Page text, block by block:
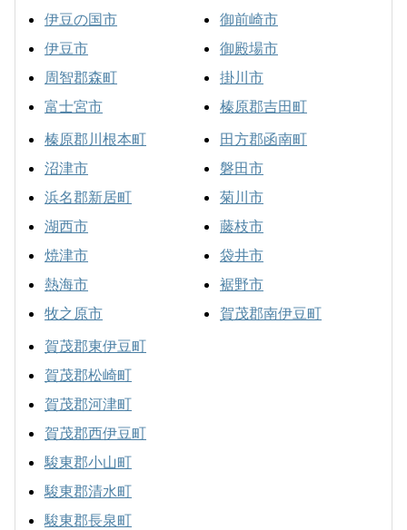
伊豆の国市
伊豆市
周智郡森町
富士宮市
御前崎市
御殿場市
掛川市
榛原郡吉田町
榛原郡川根本町
沼津市
浜名郡新居町
湖西市
焼津市
熱海市
牧之原市
田方郡函南町
磐田市
菊川市
藤枝市
袋井市
裾野市
賀茂郡南伊豆町
賀茂郡東伊豆町
賀茂郡松崎町
賀茂郡河津町
賀茂郡西伊豆町
駿東郡小山町
駿東郡清水町
駿東郡長泉町